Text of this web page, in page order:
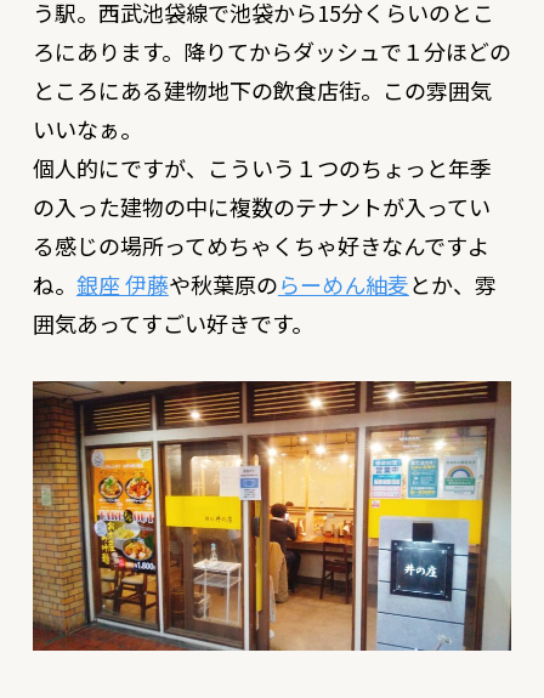
う駅。西武池袋線で池袋から15分くらいのとこ
ろにあります。降りてからダッシュで１分ほどの
ところにある建物地下の飲食店街。この雰囲気
いいなぁ。
個人的にですが、こういう１つのちょっと年季
の入った建物の中に複数のテナントが入ってい
る感じの場所ってめちゃくちゃ好きなんですよ
ね。 銀座 伊藤や秋葉原のらーめん紬麦とか、雰
囲気あってすごい好きです。